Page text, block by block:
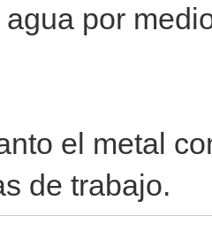
por
el metal
de trabajo.